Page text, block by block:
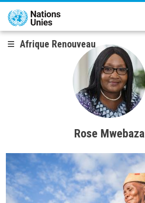
Aller au contenu principal
Afrique Renouveau
Rose Mwebaza